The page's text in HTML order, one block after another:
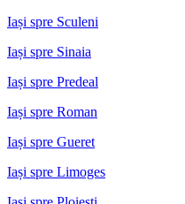
Iași spre Sculeni
Iași spre Sinaia
Iași spre Predeal
Iași spre Roman
Iași spre Gueret
Iași spre Limoges